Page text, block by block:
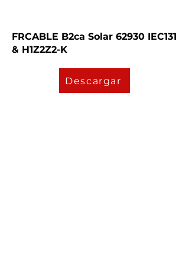
FRCABLE B2ca Solar 62930 IEC131
& H1Z2Z2-K
Descargar